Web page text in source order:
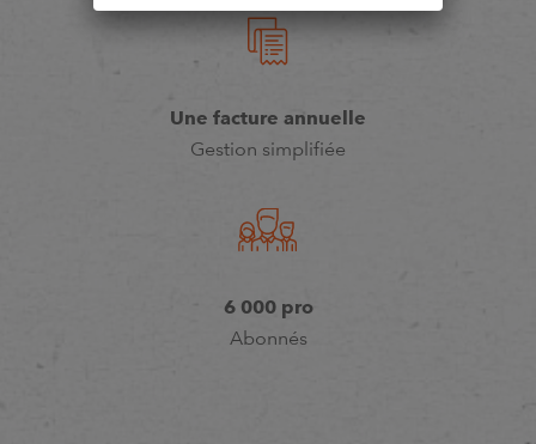
Une facture annuelle
Gestion simplifiée
6 000 pro
Abonnés